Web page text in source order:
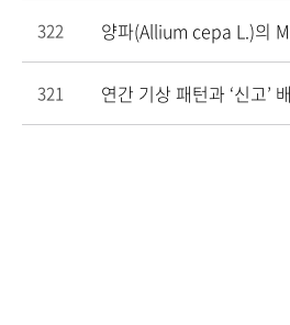
322 양파(Allium cepa L.)의
321 연간 기상 패턴과 ‘신고’